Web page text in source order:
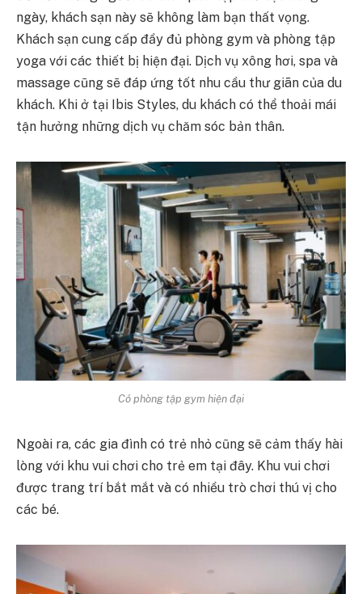
ngày, khách sạn này sẽ không làm bạn thất vọng.
Khách sạn cung cấp đầy đủ phòng gym và phòng tập
yoga với các thiết bị hiện đại. Dịch vụ xông hơi, spa và
massage cũng sẽ đáp ứng tốt nhu cầu thư giãn của du
khách. Khi ở tại Ibis Styles, du khách có thể thoải mái
tận hưởng những dịch vụ chăm sóc bản thân.
Có phòng tập gym hiện đại
Ngoài ra, các gia đình có trẻ nhỏ cũng sẽ cảm thấy hài
lòng với khu vui chơi cho trẻ em tại đây. Khu vui chơi
được trang trí bắt mắt và có nhiều trò chơi thú vị cho
các bé.